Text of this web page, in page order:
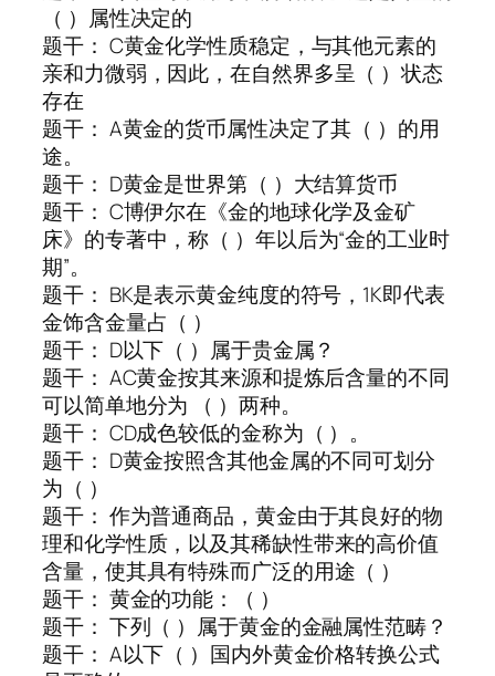
（ ）属性决定的
题干： C黄金化学性质稳定，与其他元素的
亲和力微弱，因此，在自然界多呈（ ）状态
存在
题干： A黄金的货币属性决定了其（ ）的用
途。
题干： D黄金是世界第（ ）大结算货币
题干： C博伊尔在《金的地球化学及金矿
床》的专著中，称（ ）年以后为“金的工业时
期”。
题干： BK是表示黄金纯度的符号，1K即代表
金饰含金量占（ ）
题干： D以下（ ）属于贵金属？
题干： AC黄金按其来源和提炼后含量的不同
可以简单地分为 （ ）两种。
题干： CD成色较低的金称为（ ）。
题干： D黄金按照含其他金属的不同可划分
为（ ）
题干： 作为普通商品，黄金由于其良好的物
理和化学性质，以及其稀缺性带来的高价值
含量，使其具有特殊而广泛的用途（ ）
题干： 黄金的功能：（ ）
题干： 下列（ ）属于黄金的金融属性范畴？
题干： A以下（ ）国内外黄金价格转换公式